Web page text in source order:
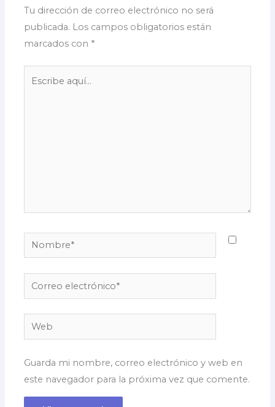
Tu dirección de correo electrónico no será
publicada. Los campos obligatorios están
marcados con *
Nombre*
Correo
electrónico*
Web
Guarda mi nombre, correo electrónico y web en
este navegador para la próxima vez que comente.